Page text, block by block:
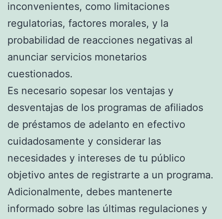
inconvenientes, como limitaciones
regulatorias, factores morales, y la
probabilidad de reacciones negativas al
anunciar servicios monetarios
cuestionados.
Es necesario sopesar los ventajas y
desventajas de los programas de afiliados
de préstamos de adelanto en efectivo
cuidadosamente y considerar las
necesidades y intereses de tu público
objetivo antes de registrarte a un programa.
Adicionalmente, debes mantenerte
informado sobre las últimas regulaciones y